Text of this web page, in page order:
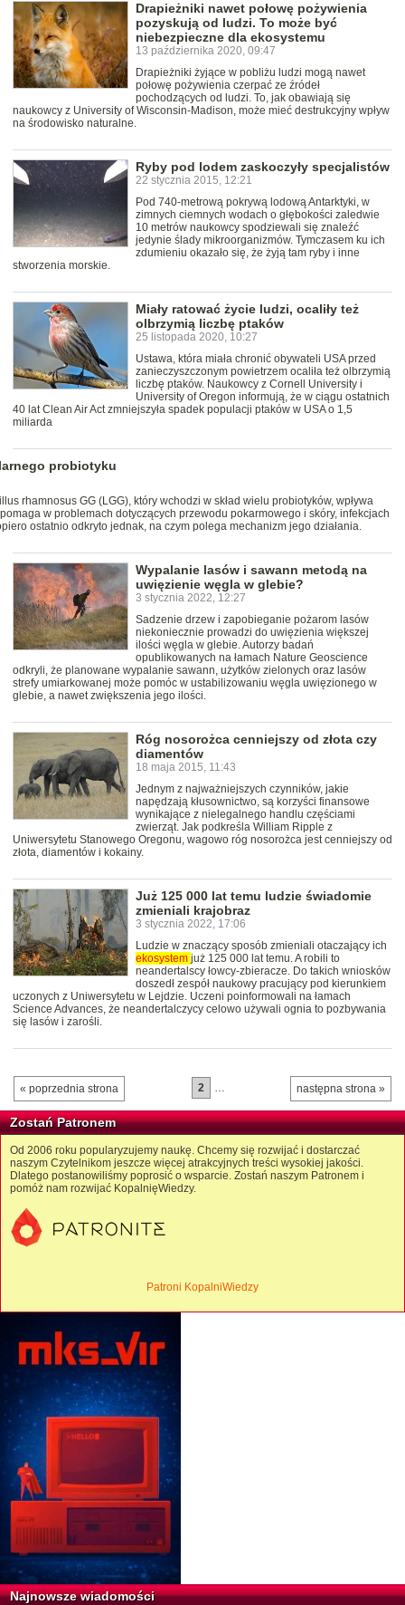
Drapieżniki nawet połowę pożywienia
pozyskują od ludzi. To może być
niebezpieczne dla ekosystemu
13 października 2020, 09:47
Drapieżniki żyjące w pobliżu ludzi mogą nawet
połowę pożywienia czerpać ze źródeł
pochodzących od ludzi. To, jak obawiają się
naukowcy z University of Wisconsin-Madison, może mieć destrukcyjny wpływ
na środowisko naturalne.
Ryby pod lodem zaskoczyły specjalistów
22 stycznia 2015, 12:21
Pod 740-metrową pokrywą lodową Antarktyki, w
zimnych ciemnych wodach o głębokości zaledwie
10 metrów naukowcy spodziewali się znaleźć
jedynie ślady mikroorganizmów. Tymczasem ku ich
zdumieniu okazało się, że żyją tam ryby i inne
stworzenia morskie.
Miały ratować życie ludzi, ocaliły też
olbrzymią liczbę ptaków
25 listopada 2020, 10:27
Ustawa, która miała chronić obywateli USA przed
zanieczyszczonym powietrzem ocaliła też olbrzymią
liczbę ptaków. Naukowcy z Cornell University i
University of Oregon informują, że w ciągu ostatnich
40 lat Clean Air Act zmniejszyła spadek populacji ptaków w USA o 1,5
miliarda
probiotyku
rhamnosus GG (LGG), który wchodzi w skład wielu probiotyków, wpływa
w problemach dotyczących przewodu pokarmowego i skóry, infekcjach
ostatnio odkryto jednak, na czym polega mechanizm jego działania.
Wypalanie lasów i sawann metodą na
uwięzienie węgla w glebie?
3 stycznia 2022, 12:27
Sadzenie drzew i zapobieganie pożarom lasów
niekoniecznie prowadzi do uwięzienia większej
ilości węgla w glebie. Autorzy badań
opublikowanych na łamach Nature Geoscience
odkryli, że planowane wypalanie sawann, użytków zielonych oraz lasów
strefy umiarkowanej może pomóc w ustabilizowaniu węgla uwięzionego w
glebie, a nawet zwiększenia jego ilości.
Róg nosorożca cenniejszy od złota czy
diamentów
18 maja 2015, 11:43
Jednym z najważniejszych czynników, jakie
napędzają kłusownictwo, są korzyści finansowe
wynikające z nielegalnego handlu częściami
zwierząt. Jak podkreśla William Ripple z
Uniwersytetu Stanowego Oregonu, wagowo róg nosorożca jest cenniejszy od
złota, diamentów i kokainy.
Już 125 000 lat temu ludzie świadomie
zmieniali krajobraz
3 stycznia 2022, 17:06
Ludzie w znaczący sposób zmieniali otaczający ich
ekosystem już 125 000 lat temu. A robili to
neandertalscy łowcy-zbieracze. Do takich wniosków
doszedł zespół naukowy pracujący pod kierunkiem
uczonych z Uniwersytetu w Lejdzie. Uczeni poinformowali na łamach
Science Advances, że neandertalczycy celowo używali ognia to pozbywania
się lasów i zarośli.
« poprzednia strona następna strona »
2 …
Zostań Patronem
Od 2006 roku popularyzujemy naukę. Chcemy się rozwijać i dostarczać
naszym Czytelnikom jeszcze więcej atrakcyjnych treści wysokiej jakości.
Dlatego postanowiliśmy poprosić o wsparcie. Zostań naszym Patronem i
pomóż nam rozwijać KopalnięWiedzy.
Patroni KopalniWiedzy
Najnowsze wiadomości